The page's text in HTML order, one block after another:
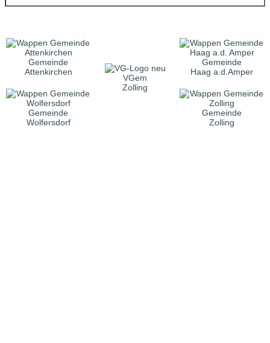
Gemeinde
Attenkirchen
VGem
Zolling
Gemeinde
Haag a.d.Amper
Gemeinde
Wolfersdorf
Gemeinde
Zolling